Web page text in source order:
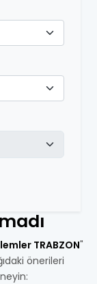
TRABZON"
önerileri